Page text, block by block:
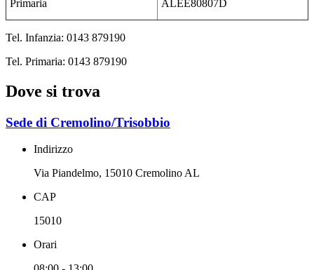
Primaria ALEE80807D
Tel. Infanzia: 0143 879190
Tel. Primaria: 0143 879190
Dove si trova
Sede di Cremolino/Trisobbio
Indirizzo
Via Piandelmo, 15010 Cremolino AL
CAP
15010
Orari